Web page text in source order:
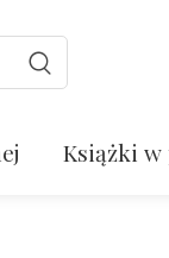
Książki w